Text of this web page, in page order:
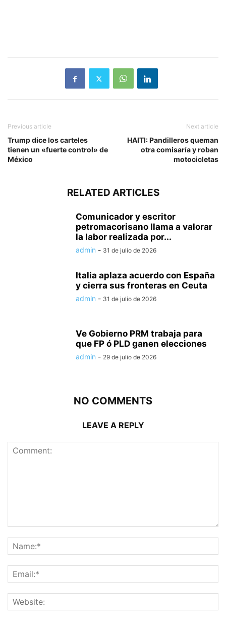
Previous article
Trump dice los carteles
tienen un «fuerte control» de
México
Next article
HAITI: Pandilleros queman
otra comisaría y roban
motocicletas
RELATED ARTICLES
Comunicador y escritor
petromacorisano llama a valorar
la labor realizada por...
admin - 31 de julio de 2026
Italia aplaza acuerdo con España
y cierra sus fronteras en Ceuta
admin - 31 de julio de 2026
Ve Gobierno PRM trabaja para
que FP ó PLD ganen elecciones
admin - 29 de julio de 2026
NO COMMENTS
LEAVE A REPLY